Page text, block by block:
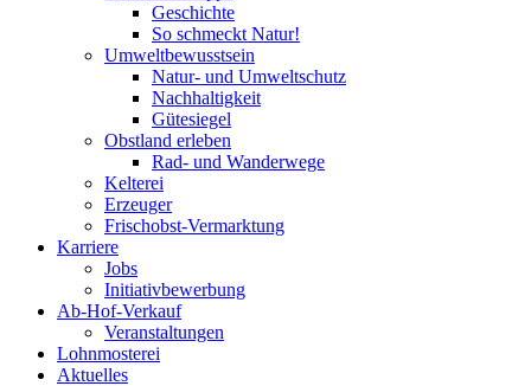
Geschichte
So schmeckt Natur!
Umweltbewusstsein
Natur- und Umweltschutz
Nachhaltigkeit
Gütesiegel
Obstland erleben
Rad- und Wanderwege
Kelterei
Erzeuger
Frischobst-Vermarktung
Karriere
Jobs
Initiativbewerbung
Ab-Hof-Verkauf
Veranstaltungen
Lohnmosterei
Aktuelles